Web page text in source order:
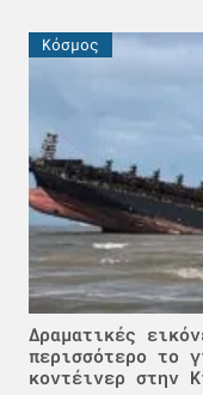
Κόσμος
Δραματικές
περισσότερο το
κοντέινερ στην